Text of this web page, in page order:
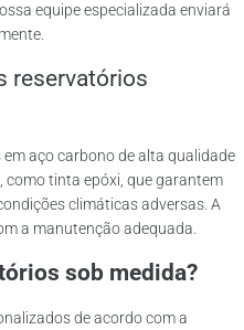
equipe especializada enviará
reservatórios
aço carbono de alta qualidade
tinta epóxi, que garantem
climáticas adversas. A
a manutenção adequada.
sob medida?
de acordo com a